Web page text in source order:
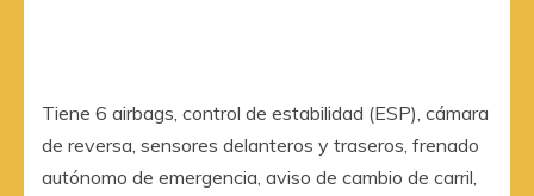
Tiene 6 airbags, control de estabilidad (ESP), cámara
de reversa, sensores delanteros y traseros, frenado
autónomo de emergencia, aviso de cambio de carril,